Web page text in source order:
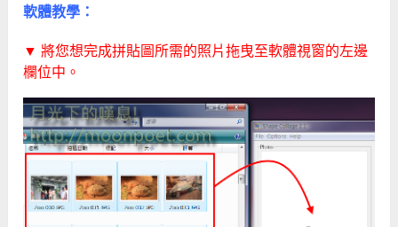
軟體教學：
▼ 將您想完成拼貼圖所需的照片拖曳至軟體視窗的左邊
欄位中。